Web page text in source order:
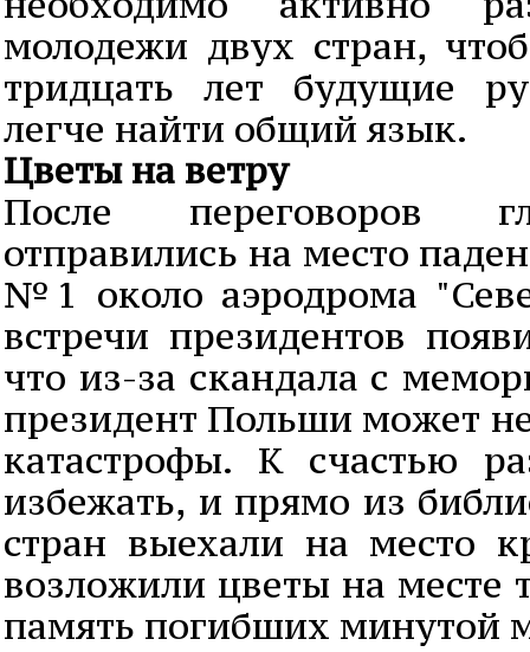
молодежи двух стран,
тридцать лет будущие
легче найти общий язык.
Цветы на ветру
После переговоров
отправились на место
№1 около аэродрома
встречи президентов
что из-за скандала с
президент Польши может
катастрофы. К счастью
избежать, и прямо из
стран выехали на место
возложили цветы на месте
память погибших минутой